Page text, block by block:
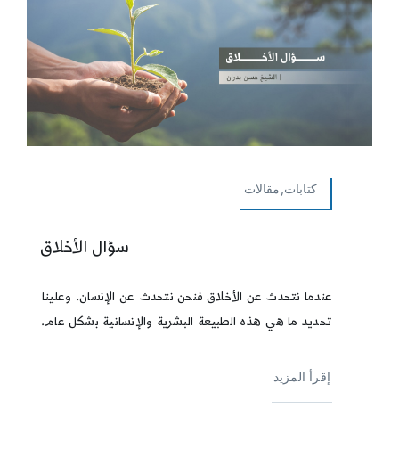
كتابات,مقالات
سؤال الأخلاق
عندما نتحدث عن الأخلاق فنحن نتحدث عن الإنسان. وعلينا
تحديد ما هي هذه الطبيعة البشرية والإنسانية بشكل عام.
إقرأ المزيد